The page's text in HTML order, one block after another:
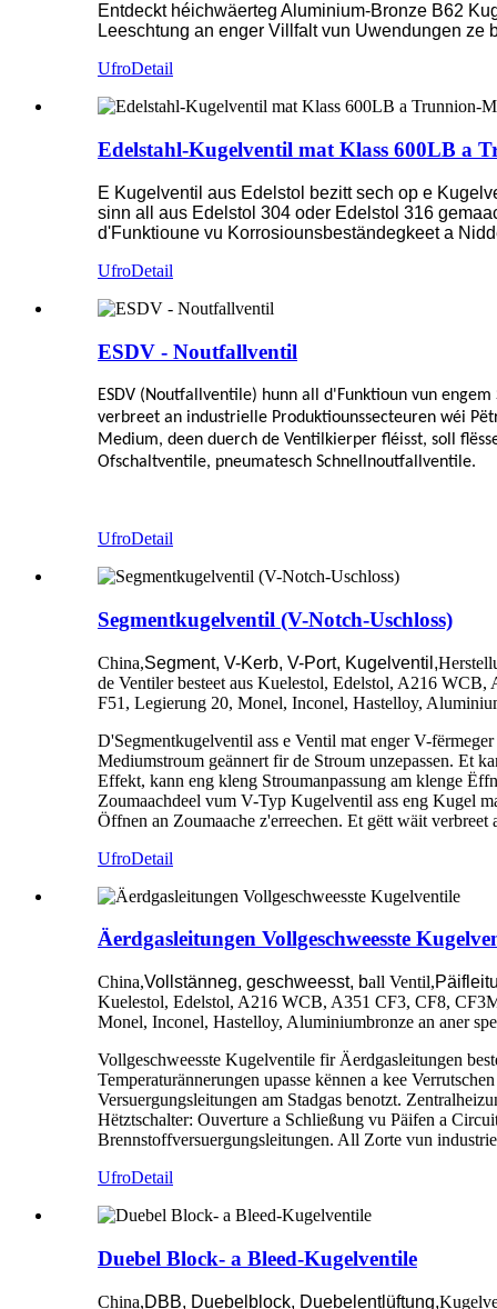
Entdeckt héichwäerteg Aluminium-Bronze B62
Leeschtung an enger Villfalt vun Uwendungen ze
UfroDetail
Edelstahl-Kugelventil mat Klass 600LB a
E Kugelventil aus Edelstol bezitt sech op e
sinn all aus Edelstol 304 oder Edelstol 316
d'Funktioune vu Korrosiounsbeständegkeet a
UfroDetail
ESDV - Noutfallventil
ESDV (Noutfallventile) hunn all d'Funktioun vun
verbreet an industrielle Produktiounssecteuren wéi
Medium, deen duerch de Ventilkierper fléisst, soll
Ofschaltventile, pneumatesch Schnellnoutfallventile.
UfroDetail
Segmentkugelventil (V-Notch-Uschloss)
China,Segment, V-Kerb, V-Port, Kugelventil,
de Ventiler besteet aus Kuelestol, Edelstol, A216
F51, Legierung 20, Monel, Inconel, Hastelloy,
D'Segmentkugelventil ass e Ventil mat enger V-
Mediumstroum geännert fir de Stroum unzepassen. Et
Effekt, kann eng kleng Stroumanpassung am klenge
Zoumaachdeel vum V-Typ Kugelventil ass eng Kugel
Öffnen an Zoumaache z'erreechen. Et gëtt wäit
UfroDetail
Äerdgasleitungen Vollgeschweesste
China,Vollstänneg, geschweesst, ball Ventil,
Kuelestol, Edelstol, A216 WCB, A351 CF3, CF8,
Monel, Inconel, Hastelloy, Aluminiumbronze an aner
Vollgeschweesste Kugelventile fir Äerdgasleitungen
Temperaturännerungen upasse kënnen a kee
Versuergungsleitungen am Stadgas benotzt.
Hëtztschalter: Ouverture a Schließung vu Päifen a
Brennstoffversuergungsleitungen. All Zorte vun
UfroDetail
Duebel Block- a Bleed-Kugelventile
China,DBB, Duebelblock, Duebelentlüftung,